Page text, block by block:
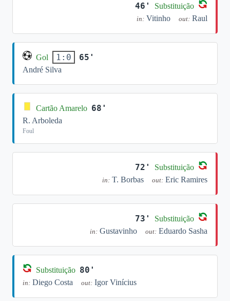
46' Substituição
in: Vitinho out: Raul
Gol 1:0 65'
André Silva
Cartão Amarelo 68'
R. Arboleda
Foul
72' Substituição
in: T. Borbas out: Eric Ramires
73' Substituição
in: Gustavinho out: Eduardo Sasha
Substituição 80'
in: Diego Costa out: Igor Vinícius